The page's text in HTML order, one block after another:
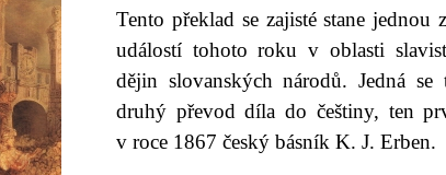
Tento překlad se zajisté stane jednou
událostí tohoto roku v oblasti
dějin slovanských národů. Jedná
druhý převod díla do češtiny, ten
v roce 1867 český básník K. J. Erben.